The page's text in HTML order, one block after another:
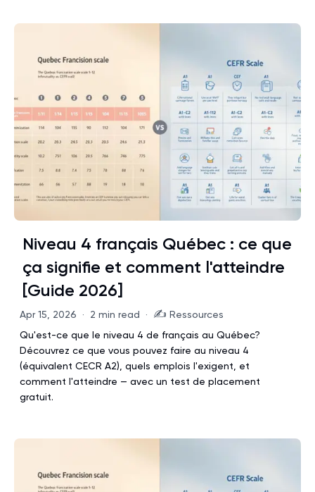
Niveau 4 français Québec : ce que
ça signifie et comment l'atteindre
[Guide 2026]
Apr 15, 2026 · 2 min read · ✍️ Ressources
Qu'est-ce que le niveau 4 de français au Québec?
Découvrez ce que vous pouvez faire au niveau 4
(équivalent CECR A2), quels emplois l'exigent, et
comment l'atteindre — avec un test de placement
gratuit.